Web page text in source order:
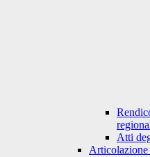
Atti